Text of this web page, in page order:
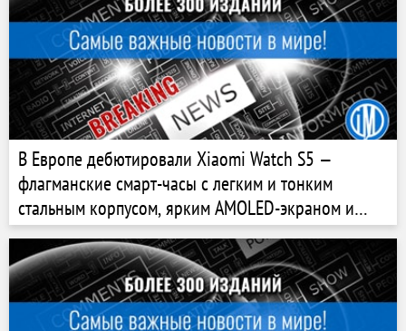
В Европе дебютировали Xiaomi Watch S5 —
флагманские смарт-часы с легким и тонким
стальным корпусом, ярким AMOLED-экраном и
автономностью до 21 дня